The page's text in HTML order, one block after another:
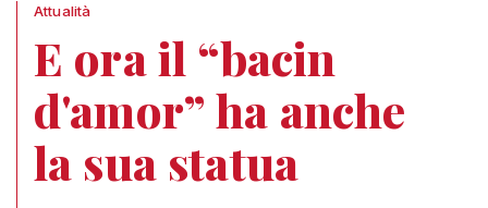
Attualità
E ora il “bacin
d'amor” ha anche
la sua statua